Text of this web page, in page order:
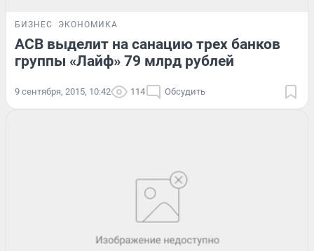
БИЗНЕС ЭКОНОМИКА
АСВ выделит на санацию трех банков
группы «Лайф» 79 млрд рублей
9 сентября, 2015, 10:42 114 Обсудить